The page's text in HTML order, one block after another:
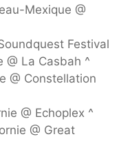
Mexique @
Festival
@ La Casbah ^
@ Constellation
@ Echoplex ^
@ Great